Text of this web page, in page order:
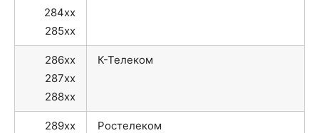
284xx
285xx
286xx
287xx
288xx
К-Телеком
289xx
Ростелеком